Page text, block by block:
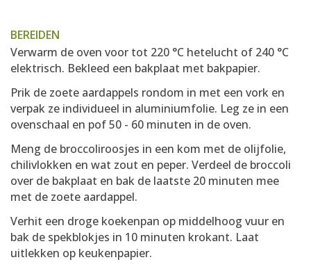
BEREIDEN
Verwarm de oven voor tot 220 °C hetelucht of 240 °C
elektrisch. Bekleed een bakplaat met bakpapier.
Prik de zoete aardappels rondom in met een vork en
verpak ze individueel in aluminiumfolie. Leg ze in een
ovenschaal en pof 50 - 60 minuten in de oven.
Meng de broccoliroosjes in een kom met de olijfolie,
chilivlokken en wat zout en peper. Verdeel de broccoli
over de bakplaat en bak de laatste 20 minuten mee
met de zoete aardappel.
Verhit een droge koekenpan op middelhoog vuur en
bak de spekblokjes in 10 minuten krokant. Laat
uitlekken op keukenpapier.